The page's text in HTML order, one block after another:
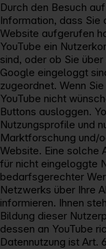
Durch den Besuch
Information, dass Sie
Website aufgerufen
YouTube ein
sind, oder ob Sie
Google eingeloggt
zugeordnet. Wenn
YouTube nicht
Buttons ausloggen.
Nutzungsprofile und
Marktforschung und/
Website. Eine solche
für nicht eingeloggte
bedarfsgerechter
Netzwerks über Ihre
informieren. Ihnen
Bildung dieser
dessen an YouTube
Datennutzung ist Art.